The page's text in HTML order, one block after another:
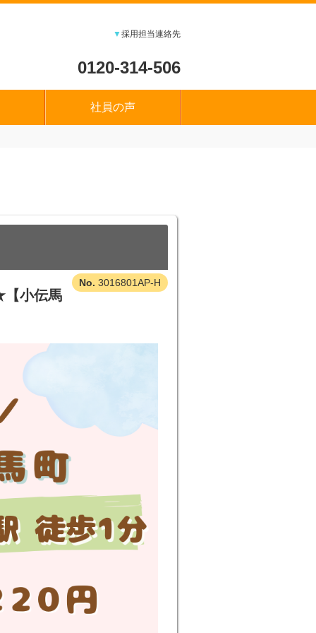
▼採用担当連絡先
0120-314-506
社員の声
3016801AP-H
【小伝馬